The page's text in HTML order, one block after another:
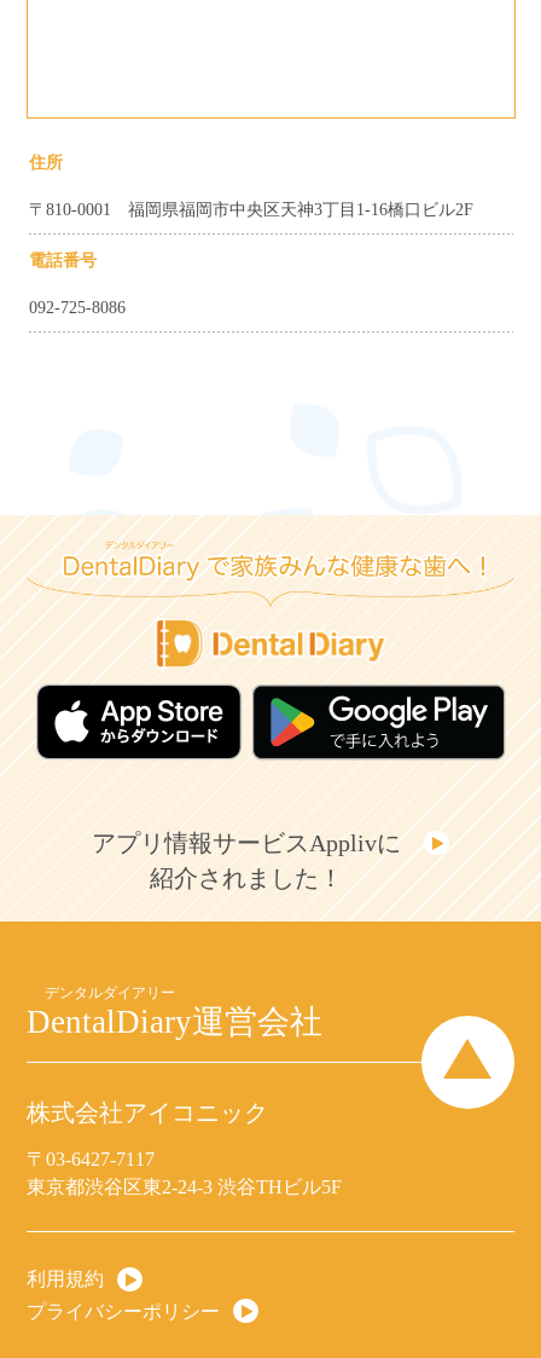
住所
〒810-0001 福岡県福岡市中央区天神3丁目1-16橋口ビル2F
電話番号
092-725-8086
アプリ情報サービスApplivに
紹介されました！
DentalDiary運営会社
株式会社アイコニック
〒03-6427-7117
東京都渋谷区東2-24-3 渋谷THビル5F
利用規約
プライバシーポリシー